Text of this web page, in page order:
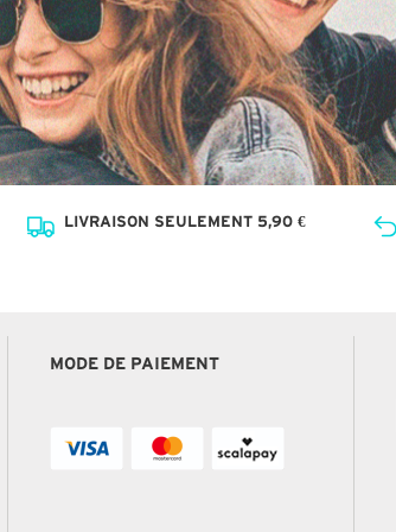
LIVRAISON SEULEMENT 5,90 €
MODE DE PAIEMENT